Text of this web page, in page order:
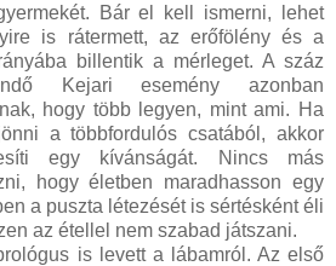
Bár el kell ismerni, lehet
is rátermett, az erőfölény és a
billentik a mérleget. A száz
Kejari esemény azonban
hogy több legyen, mint ami. Ha
a többfordulós csatából, akkor
egy kívánságát. Nincs más
hogy életben maradhasson egy
a puszta létezését is sértésként éli
az étellel nem szabad játszani.
is levett a lábamról. Az első